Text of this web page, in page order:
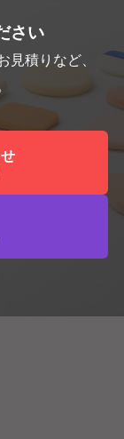
さい
見積りなど、